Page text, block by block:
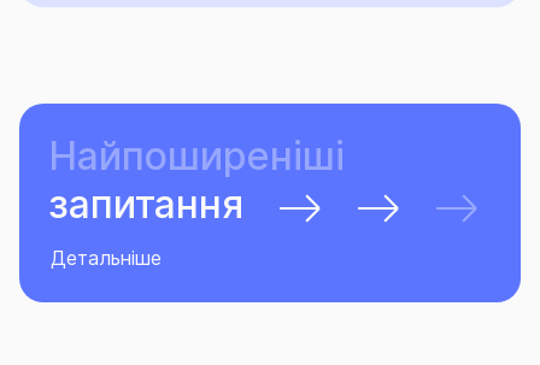
Найпоширеніші
запитання
Детальніше